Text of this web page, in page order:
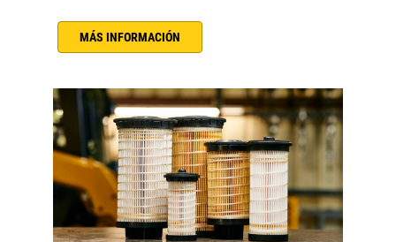
MÁS INFORMACIÓN